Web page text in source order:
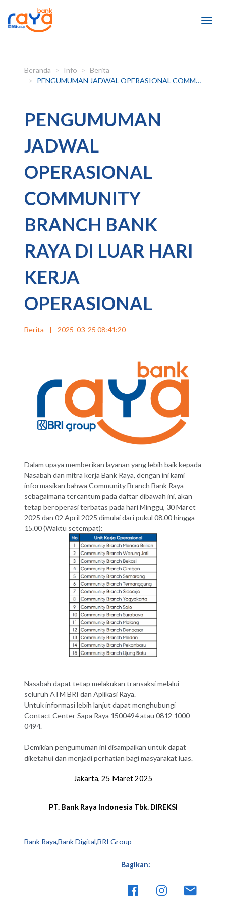
Beranda Info
Berita
PENGUMUMAN JADWAL OPERASIONAL COMMUNITY BRANCH BANK RAYA DI LUAR HARI KERJA OPERASIONAL
PENGUMUMAN
JADWAL
OPERASIONAL
COMMUNITY
BRANCH BANK
RAYA DI LUAR HARI
KERJA
OPERASIONAL
Berita | 2025-03-25 08:41:20
Dalam upaya memberikan layanan yang lebih baik kepada
Nasabah dan mitra kerja Bank Raya, dengan ini kami
informasikan bahwa Community Branch Bank Raya
sebagaimana tercantum pada daftar dibawah ini, akan
tetap beroperasi terbatas pada hari Minggu, 30 Maret
2025 dan 02 April 2025 dimulai dari pukul 08.00 hingga
15.00 (Waktu setempat):
Nasabah dapat tetap melakukan transaksi melalui
seluruh ATM BRI dan Aplikasi Raya.
Untuk informasi lebih lanjut dapat menghubungi
Contact Center Sapa Raya 1500494 atau 0812 1000
0494.
Demikian pengumuman ini disampaikan untuk dapat
diketahui dan menjadi perhatian bagi masyarakat luas.
Jakarta, 25 Maret 2025
PT. Bank Raya Indonesia Tbk. DIREKSI
Bank Raya,Bank Digital,BRI Group
Bagikan: